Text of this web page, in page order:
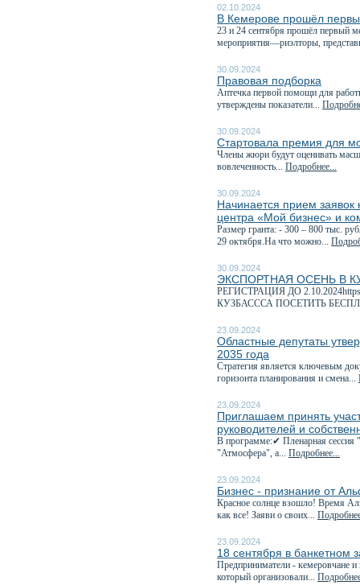
02.10.2024
В Кемерове прошёл
23 и 24 сентября прошёл первый
мероприятия—риэлторы,
30.09.2024
Правовая подборка
Аптечка первой помощи для
утверждены показатели...
30.09.2024
Стартовала премия для
Члены жюри будут оценивать
вовлеченность... Подробнее...
30.09.2024
Начинается прием заявок
центра «Мой бизнес» и
Размер гранта: - 300 – 800 тыс.
29 октября.На что можно...
30.09.2024
ЭКСПОРТНАЯ ОСЕНЬ В
РЕГИСТРАЦИЯ ДО
КУЗБАСССА ПОСЕТИТЬ
23.09.2024
Областные депутаты
2035 года
Стратегия является ключевым
горизонта планирования и смена...
23.09.2024
Приглашаем принять
руководителей и
В программе:✔ Пленарная сессия
"Атмосфера", а... Подробнее...
23.09.2024
Бизнес - признание от
Красное солнце взошло! Время
как все! Заяви о своих...
23.09.2024
18 сентября в банкетном
Предприниматели - кемеровчане
который организовали...